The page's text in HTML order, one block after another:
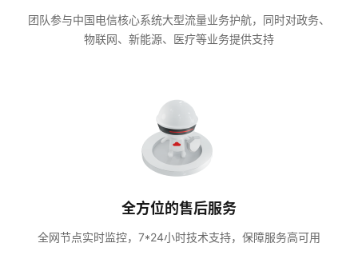
团队参与中国电信核心系统大型流量业务护航，同时对政务、
物联网、新能源、医疗等业务提供支持
全方位的售后服务
全网节点实时监控，7*24小时技术支持，保障服务高可用